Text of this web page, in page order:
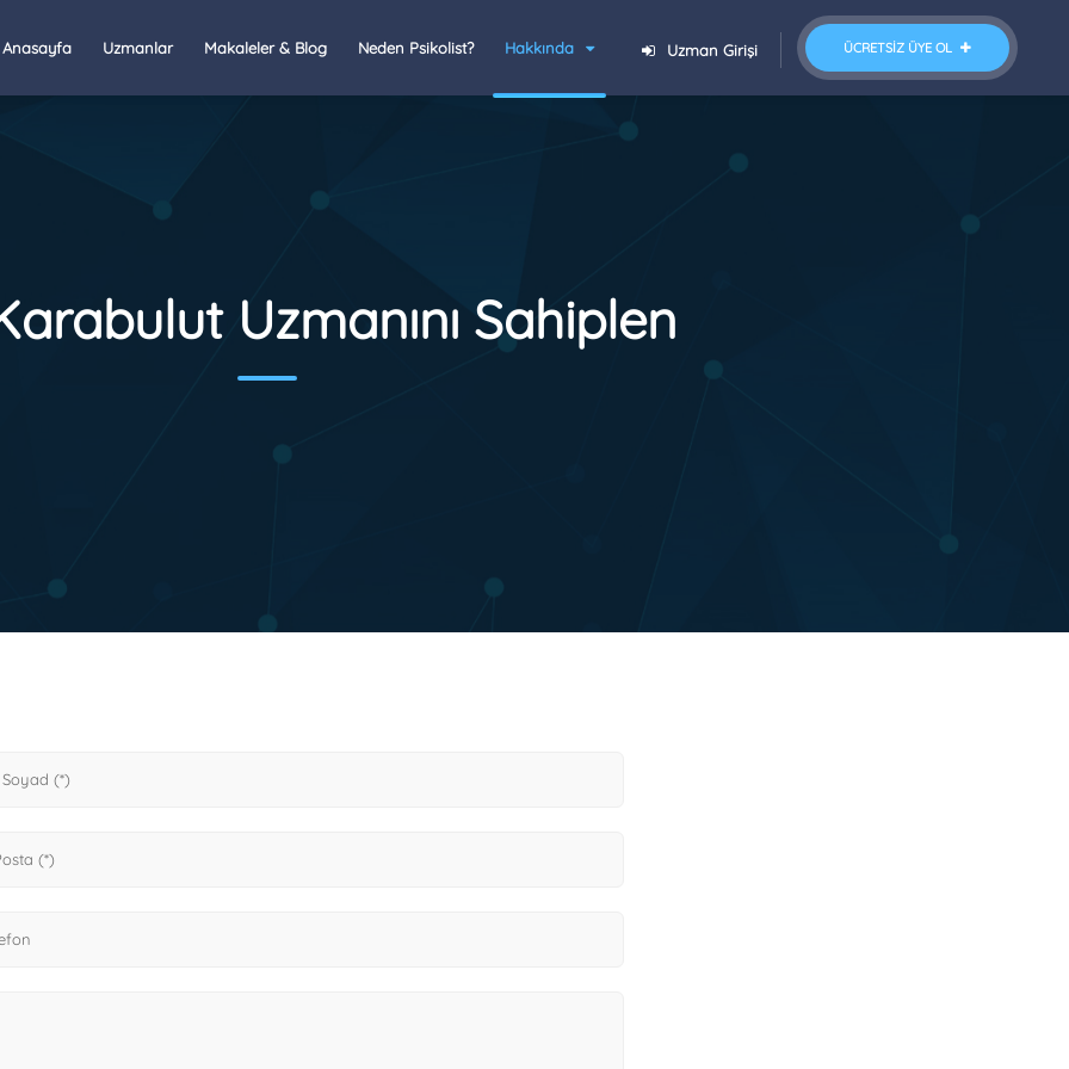
ÜCRETSIZ ÜYE OL
Uzman Girişi
Anasayfa Uzmanlar Makaleler & Blog Neden Psikolist? Hakkında
Uzmanını Sahiplen